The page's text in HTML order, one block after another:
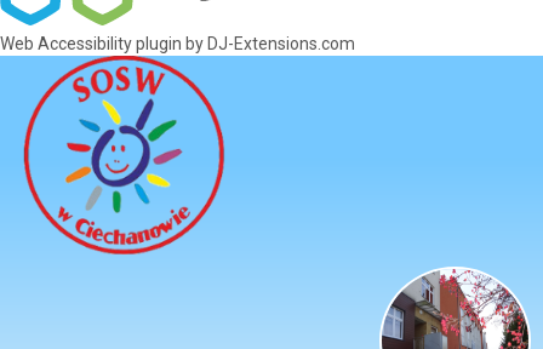
Web Accessibility plugin by DJ-Extensions.com